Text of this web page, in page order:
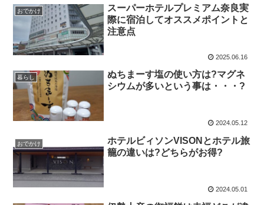
おでかけ
スーパーホテルプレミアム奈良実
際に宿泊してオススメポイントと
注意点
2025.06.16
暮らし
ぬちまーす塩の使い方は?マグネ
シウムが多いという事は・・・?
2024.05.12
おでかけ
ホテルビィソンVISONとホテル旅
籠の違いは?どちらがお得?
2024.05.01